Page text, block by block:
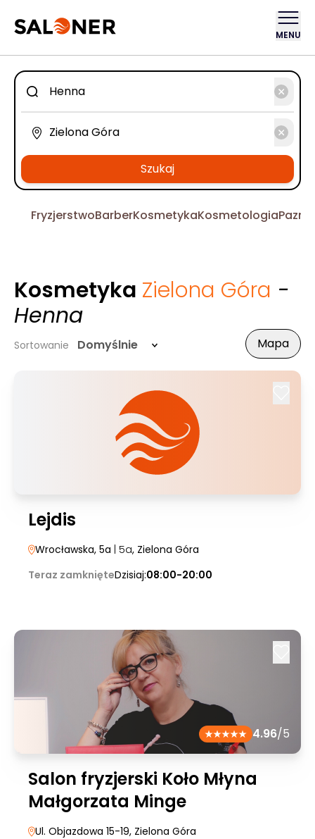
MENU
Szukaj
FryzjerstwoBarberKosmetykaKosmetologia
Kosmetyka Zielona Góra -
Henna
Sortowanie Domyślnie Mapa
Lejdis
Wrocławska, 5a | 5a, Zielona Góra
Teraz zamknięteDzisiaj:08:00-20:00
4.96/5
Salon fryzjerski Koło Młyna
Małgorzata Minge
Ul. Objazdowa 15-19, Zielona Góra